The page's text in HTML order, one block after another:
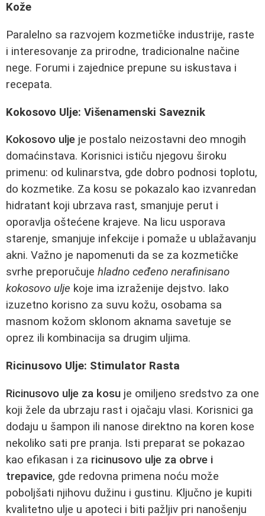
Kože
Paralelno sa razvojem kozmetičke industrije, raste
i interesovanje za prirodne, tradicionalne načine
nege. Forumi i zajednice prepune su iskustava i
recepata.
Kokosovo Ulje: Višenamenski Saveznik
Kokosovo ulje je postalo neizostavni deo mnogih
domaćinstava. Korisnici ističu njegovu široku
primenu: od kulinarstva, gde dobro podnosi toplotu,
do kozmetike. Za kosu se pokazalo kao izvanredan
hidratant koji ubrzava rast, smanjuje perut i
oporavlja oštećene krajeve. Na licu usporava
starenje, smanjuje infekcije i pomaže u ublažavanju
akni. Važno je napomenuti da se za kozmetičke
svrhe preporučuje hladno ceđeno nerafinisano
kokosovo ulje koje ima izraženije dejstvo. Iako
izuzetno korisno za suvu kožu, osobama sa
masnom kožom sklonom aknama savetuje se
oprez ili kombinacija sa drugim uljima.
Ricinusovo Ulje: Stimulator Rasta
Ricinusovo ulje za kosu je omiljeno sredstvo za one
koji žele da ubrzaju rast i ojačaju vlasi. Korisnici ga
dodaju u šampon ili nanose direktno na koren kose
nekoliko sati pre pranja. Isti preparat se pokazao
kao efikasan i za ricinusovo ulje za obrve i
trepavice, gde redovna primena noću može
poboljšati njihovu dužinu i gustinu. Ključno je kupiti
kvalitetno ulje u apoteci i biti pažljiv pri nanošenju